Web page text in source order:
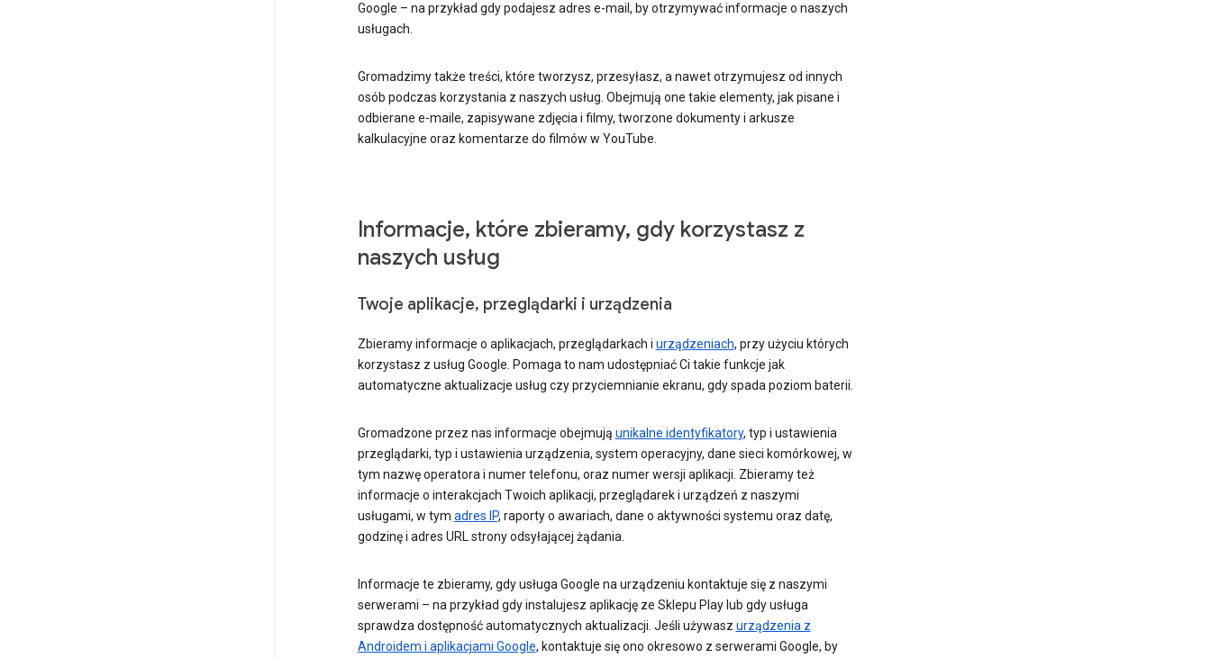
Google – na przykład gdy podajesz adres e-mail, by otrzymywać informacje o naszych
usługach.
Gromadzimy także treści, które tworzysz, przesyłasz, a nawet otrzymujesz od innych
osób podczas korzystania z naszych usług. Obejmują one takie elementy, jak pisane i
odbierane e-maile, zapisywane zdjęcia i filmy, tworzone dokumenty i arkusze
kalkulacyjne oraz komentarze do filmów w YouTube.
Informacje, które zbieramy, gdy korzystasz z
naszych usług
Twoje aplikacje, przeglądarki i urządzenia
Zbieramy informacje o aplikacjach, przeglądarkach i urządzeniach, przy użyciu których
korzystasz z usług Google. Pomaga to nam udostępniać Ci takie funkcje jak
automatyczne aktualizacje usług czy przyciemnianie ekranu, gdy spada poziom baterii.
Gromadzone przez nas informacje obejmują unikalne identyfikatory, typ i ustawienia
przeglądarki, typ i ustawienia urządzenia, system operacyjny, dane sieci komórkowej, w
tym nazwę operatora i numer telefonu, oraz numer wersji aplikacji. Zbieramy też
informacje o interakcjach Twoich aplikacji, przeglądarek i urządzeń z naszymi
usługami, w tym adres IP, raporty o awariach, dane o aktywności systemu oraz datę,
godzinę i adres URL strony odsyłającej żądania.
Informacje te zbieramy, gdy usługa Google na urządzeniu kontaktuje się z naszymi
serwerami – na przykład gdy instalujesz aplikację ze Sklepu Play lub gdy usługa
sprawdza dostępność automatycznych aktualizacji. Jeśli używasz urządzenia z
Androidem i aplikacjami Google, kontaktuje się ono okresowo z serwerami Google, by